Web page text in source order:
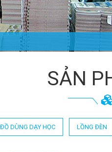
SẢN
ĐỒ DÙNG DẠY HỌC LỒNG ĐÈN